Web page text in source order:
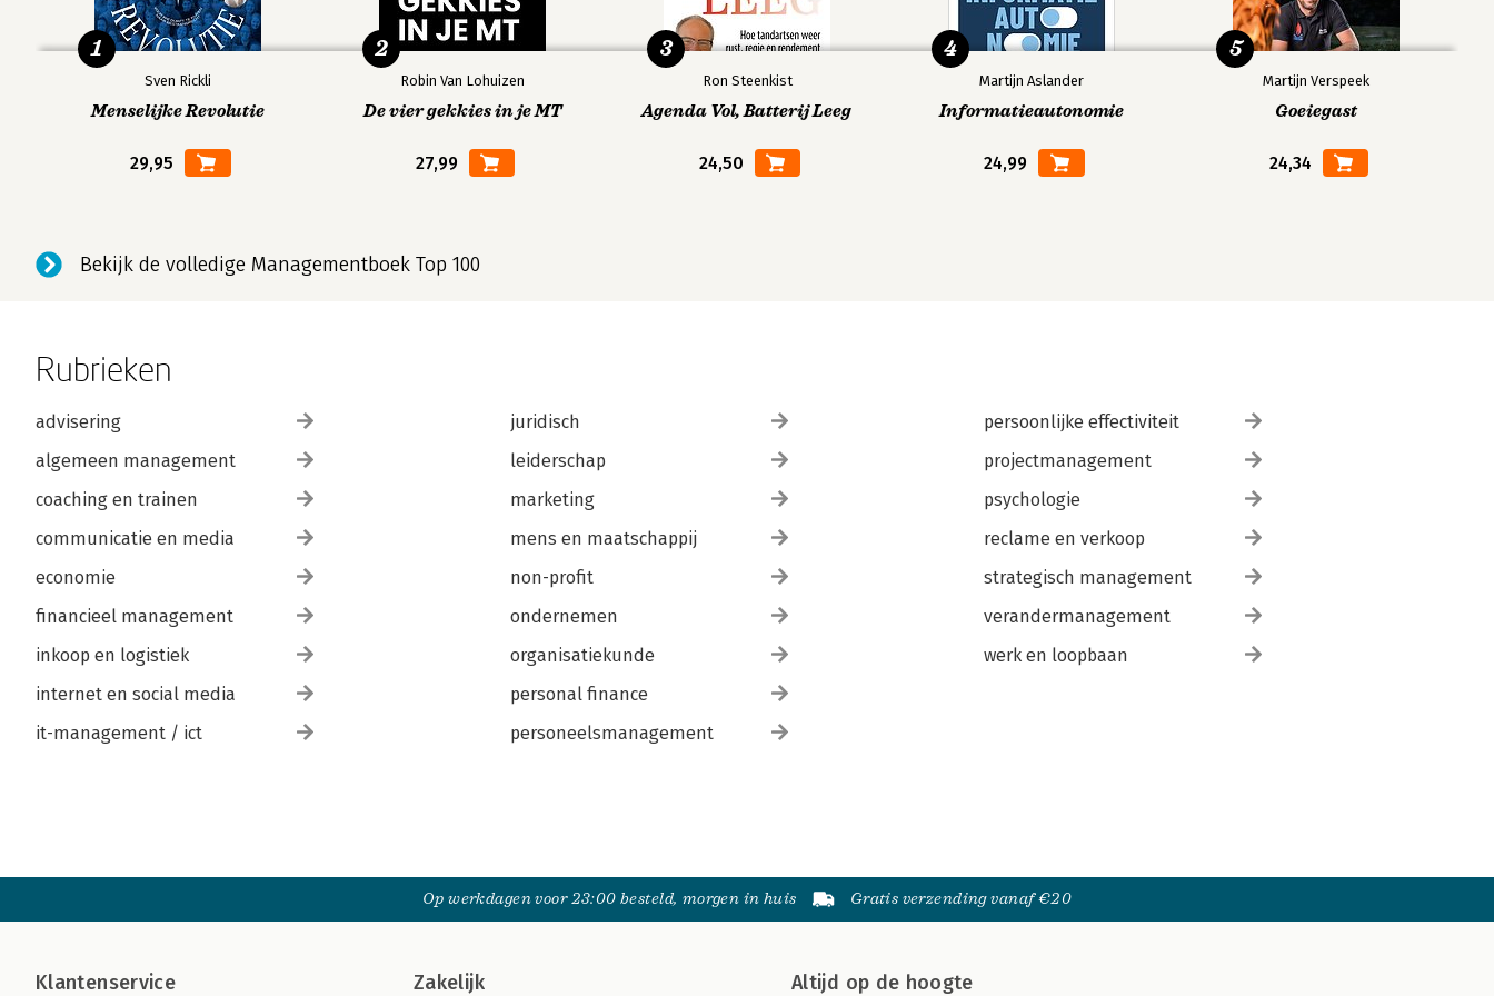
Sven Rickli
Menselijke Revolutie
29,95
1
Robin Van Lohuizen
De vier gekkies in je MT
27,99
2
Ron Steenkist
Agenda Vol, Batterij Leeg
24,50
3
Martijn Aslander
Informatieautonomie
24,99
4
Martijn Verspeek
Goeiegast
24,34
5
Bekijk de volledige Managementboek Top 100
Rubrieken
advisering
algemeen management
coaching en trainen
communicatie en media
economie
financieel management
inkoop en logistiek
internet en social media
it-management / ict
juridisch
leiderschap
marketing
mens en maatschappij
non-profit
ondernemen
organisatiekunde
personal finance
personeelsmanagement
persoonlijke effectiviteit
projectmanagement
psychologie
reclame en verkoop
strategisch management
verandermanagement
werk en loopbaan
Op werkdagen voor 23:00 besteld, morgen in huis Gratis verzending vanaf €20
Klantenservice Zakelijk Altijd op de hoogte